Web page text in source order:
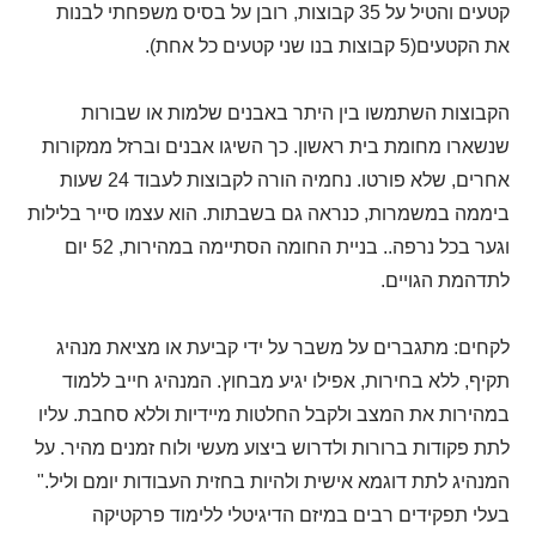
קטעים והטיל על 35 קבוצות, רובן על בסיס משפחתי לבנות
את הקטעים(5 קבוצות בנו שני קטעים כל אחת).
הקבוצות השתמשו בין היתר באבנים שלמות או שבורות
שנשארו מחומת בית ראשון. כך השיגו אבנים וברזל ממקורות
אחרים, שלא פורטו. נחמיה הורה לקבוצות לעבוד 24 שעות
ביממה במשמרות, כנראה גם בשבתות. הוא עצמו סייר בלילות
וגער בכל נרפה.. בניית החומה הסתיימה במהירות, 52 יום
לתדהמת הגויים.
לקחים: מתגברים על משבר על ידי קביעת או מציאת מנהיג
תקיף, ללא בחירות, אפילו יגיע מבחוץ. המנהיג חייב ללמוד
במהירות את המצב ולקבל החלטות מיידיות וללא סחבת. עליו
לתת פקודות ברורות ולדרוש ביצוע מעשי ולוח זמנים מהיר. על
המנהיג לתת דוגמא אישית ולהיות בחזית העבודות יומם וליל."
בעלי תפקידים רבים במיזם הדיגיטלי ללימוד פרקטיקה